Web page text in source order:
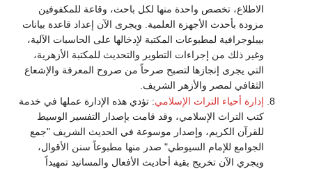
الاطلاع، تخصص واحدة منها لكل باحث، وقاعة للمكفوفين
مزودة بأحدث الأجهزة العلمية. ويجرى الآن إعداد قاعدة بيانات
بيبلوجرافية لمطبوعات المكتبة لإدخالها على الحاسبات الآلية،
وغير ذلك من إجراءات التطوير والتحديث للمكتبة الأزهرية،
التي يجرى إنجازها لتصبح صرحاً من صروح المعرفة والإشعاع
الثقافي لمصر والأزهر الشريف.
إدارة أحياء التراث الإسلامي: تؤدي هذه الإدارة عملها في خدمة
كتب التراث الإسلامي، وقد قامت بإصدار التفسير الوسيط
للقرآن الكريم، وإصدار موسوعة في الحديث الشريف "جمع
الجوامع للإمام السيوطي" صدر منها مطبوعاً سنن الأقوال،
ويجري الآن تخريج بقية أحاديث الأفعال والمسانيد تمهيداً